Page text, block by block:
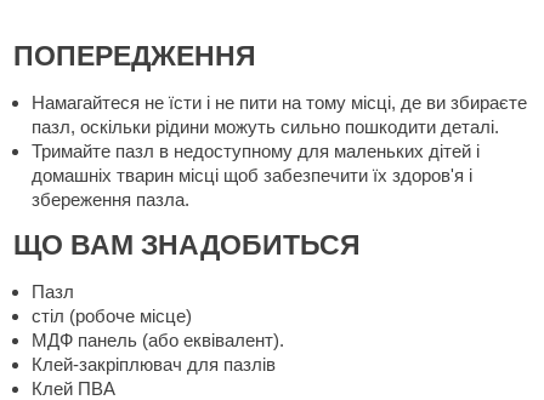
ПОПЕРЕДЖЕННЯ
Намагайтеся не їсти і не пити на тому місці, де ви збираєте
пазл, оскільки рідини можуть сильно пошкодити деталі.
Тримайте пазл в недоступному для маленьких дітей і
домашніх тварин місці щоб забезпечити їх здоров'я і
збереження пазла.
ЩО ВАМ ЗНАДОБИТЬСЯ
Пазл
стіл (робоче місце)
МДФ панель (або еквівалент).
Клей-закріплювач для пазлів
Клей ПВА